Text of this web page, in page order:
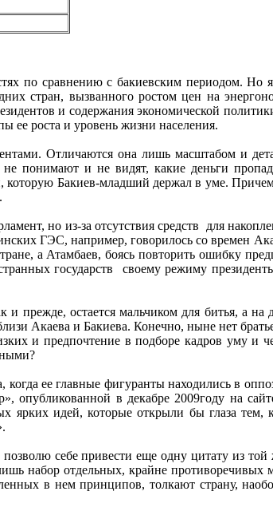
по сравнению с бакиевским периодом. Но
стран, вызванного ростом цен на
и содержания экономической
ее роста и уровень жизни населения.
Отличаются она лишь масштабом и
понимают и не видят, какие деньги
которую Бакиев-младший держал в уме.
но из-за отсутствия средств для
ГЭС, например, говорилось со времен
а Атамбаев, боясь повторить ошибку
государств своему режиму
прежде, остается мальчиком для битья, а на
Акаева и Бакиева. Конечно, ныне нет
и предпочтение в подборе кадров уму и
ее главные фигуранты находились в
опубликованной в декабре 2009году на
идей, которые открыли бы глаза тем,
себе привести еще одну цитату из
набор отдельных, крайне противоречивых
в нем принципов, толкают страну,